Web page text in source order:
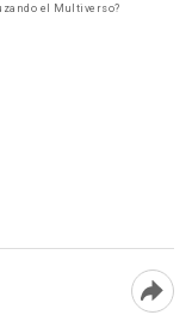
el Multiverso?